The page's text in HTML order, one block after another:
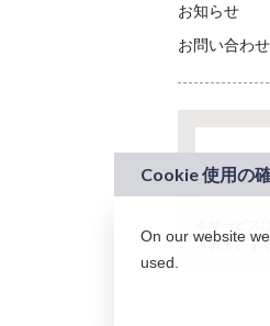
お知らせ
お問い合わせ
されていま
On our website
used.